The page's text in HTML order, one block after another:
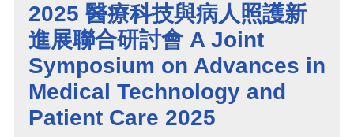
2025 醫療科技與病人照護新
進展聯合研討會 A Joint
Symposium on Advances in
Medical Technology and
Patient Care 2025